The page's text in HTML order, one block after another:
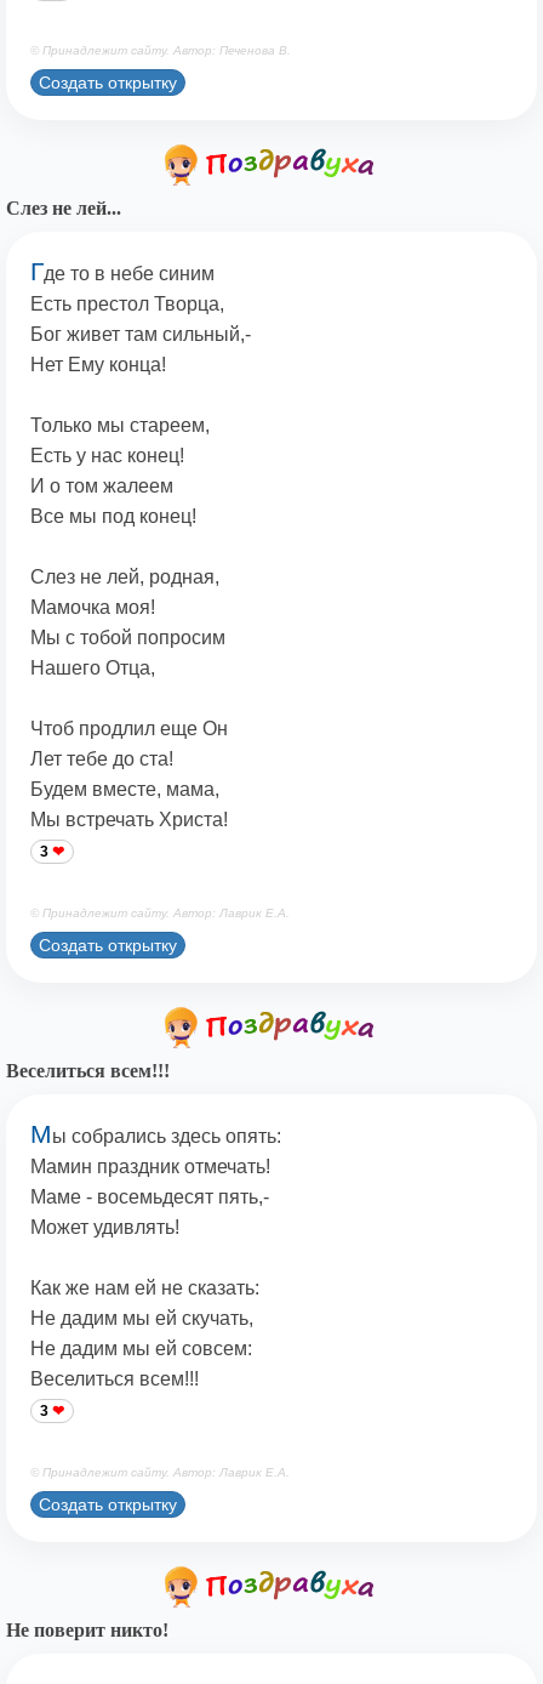
© Принадлежит сайту. Автор: Печенова В.
Создать открытку
Слез не лей...
Где то в небе синим
Есть престол Творца,
Бог живет там сильный,-
Нет Ему конца!
Только мы стареем,
Есть у нас конец!
И о том жалеем
Все мы под конец!
Слез не лей, родная,
Мамочка моя!
Мы с тобой попросим
Нашего Отца,
Чтоб продлил еще Он
Лет тебе до ста!
Будем вместе, мама,
Мы встречать Христа!
3
© Принадлежит сайту. Автор: Лаврик Е.А.
Создать открытку
Веселиться всем!!!
Мы собрались здесь опять:
Мамин праздник отмечать!
Маме - восемьдесят пять,-
Может удивлять!
Как же нам ей не сказать:
Не дадим мы ей скучать,
Не дадим мы ей совсем:
Веселиться всем!!!
3
© Принадлежит сайту. Автор: Лаврик Е.А.
Создать открытку
Не поверит никто!